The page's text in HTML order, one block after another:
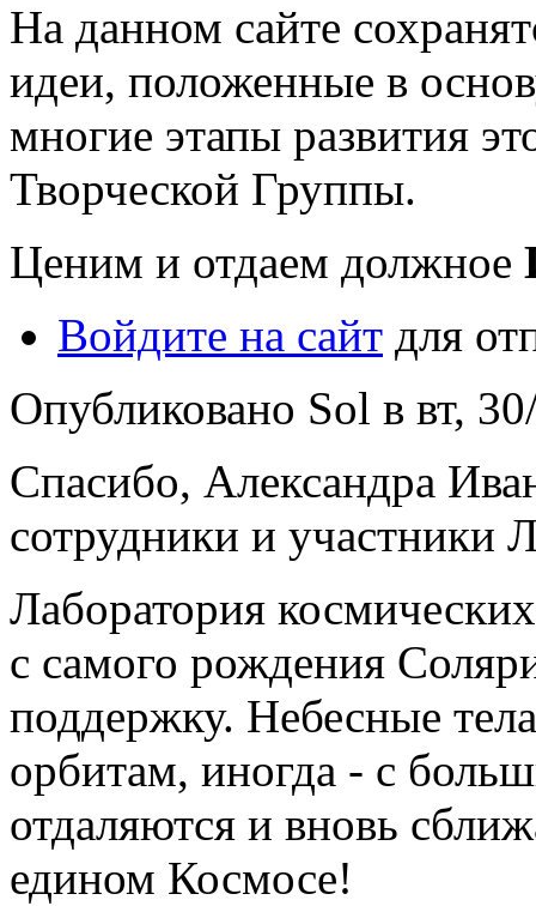
На данном сайте
идеи, положенные в
многие этапы развития
Творческой Группы.
Ценим и отдаем должное
Войдите на сайт для
Опубликовано Sol в вт,
Спасибо, Александра
сотрудники и участники
Лаборатория
с самого рождения
поддержку. Небесные
орбитам, иногда - с
отдаляются и вновь
едином Космосе!